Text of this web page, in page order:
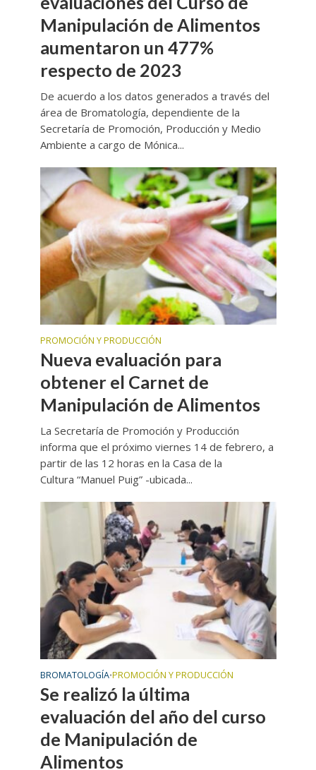
Manipulación de Alimentos
aumentaron un 477%
respecto de 2023
De acuerdo a los datos generados a través del
área de Bromatología, dependiente de la
Secretaría de Promoción, Producción y Medio
Ambiente a cargo de Mónica...
PROMOCIÓN Y PRODUCCIÓN
Nueva evaluación para
obtener el Carnet de
Manipulación de Alimentos
La Secretaría de Promoción y Producción
informa que el próximo viernes 14 de febrero, a
partir de las 12 horas en la Casa de la
Cultura “Manuel Puig” -ubicada...
BROMATOLOGÍA•PROMOCIÓN Y PRODUCCIÓN
Se realizó la última
evaluación del año del curso
de Manipulación de
Alimentos